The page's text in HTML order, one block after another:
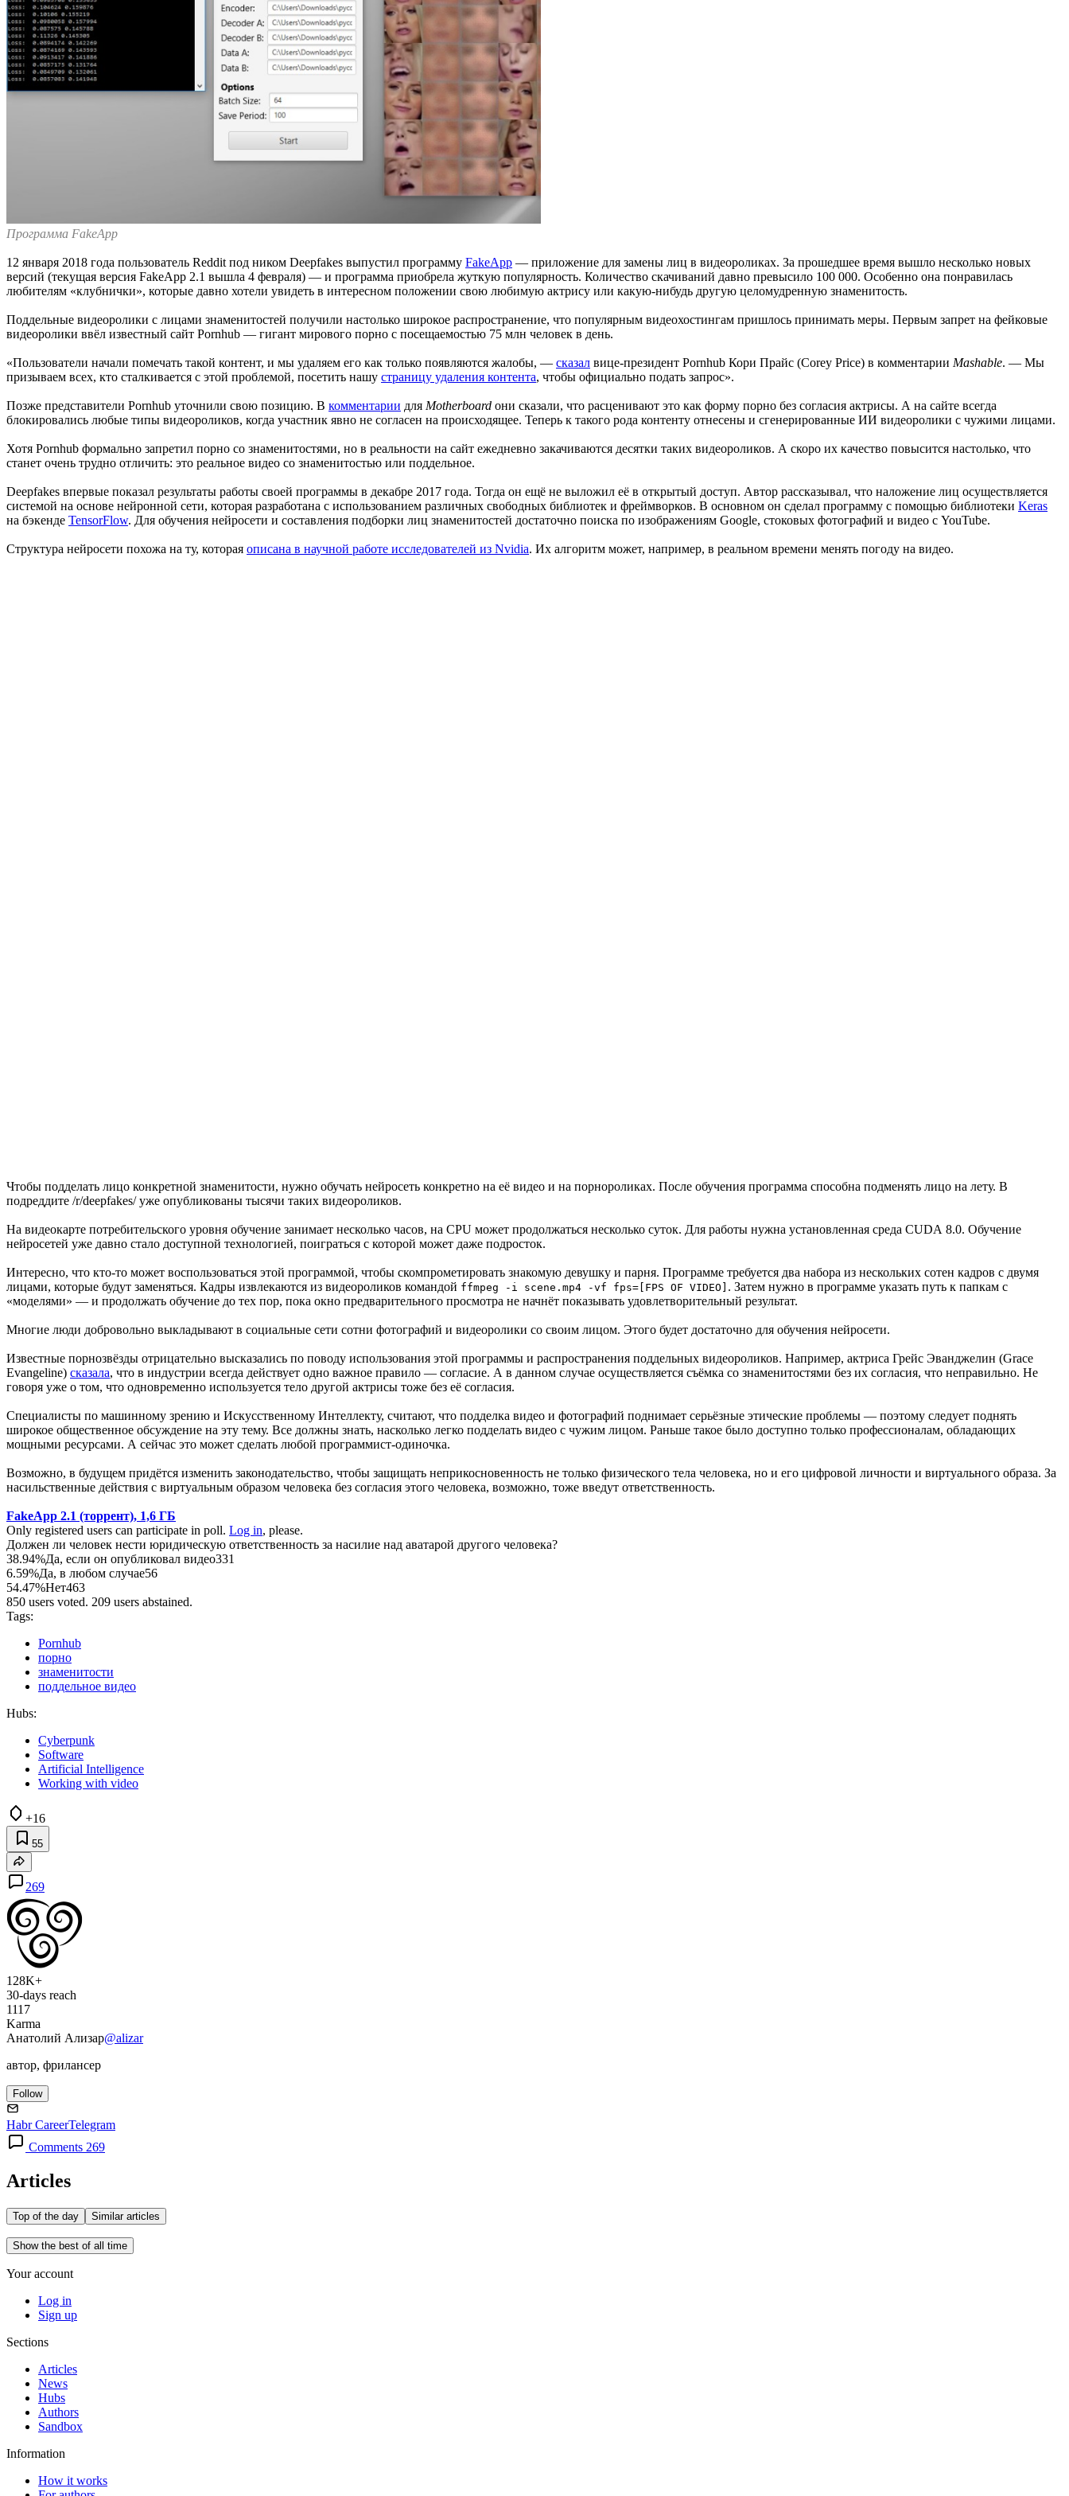
Программа FakeApp
12 января 2018 года пользователь Reddit под ником Deepfakes выпустил программу FakeApp — приложение для замены лиц в видеороликах. За прошедшее время вышло несколько новых
версий (текущая версия FakeApp 2.1 вышла 4 февраля) — и программа приобрела жуткую популярность. Количество скачиваний давно превысило 100 000. Особенно она понравилась
любителям «клубнички», которые давно хотели увидеть в интересном положении свою любимую актрису или какую-нибудь другую целомудренную знаменитость.
Поддельные видеоролики с лицами знаменитостей получили настолько широкое распространение, что популярным видеохостингам пришлось принимать меры. Первым запрет на фейковые
видеоролики ввёл известный сайт Pornhub — гигант мирового порно с посещаемостью 75 млн человек в день.
«Пользователи начали помечать такой контент, и мы удаляем его как только появляются жалобы, — сказал вице-президент Pornhub Кори Прайс (Corey Price) в комментарии Mashable. — Мы
призываем всех, кто сталкивается с этой проблемой, посетить нашу страницу удаления контента, чтобы официально подать запрос».
Позже представители Pornhub уточнили свою позицию. В комментарии для Motherboard они сказали, что расценивают это как форму порно без согласия актрисы. А на сайте всегда
блокировались любые типы видеороликов, когда участник явно не согласен на происходящее. Теперь к такого рода контенту отнесены и сгенерированные ИИ видеоролики с чужими лицами.
Хотя Pornhub формально запретил порно со знаменитостями, но в реальности на сайт ежедневно закачиваются десятки таких видеороликов. А скоро их качество повысится настолько, что
станет очень трудно отличить: это реальное видео со знаменитостью или поддельное.
Deepfakes впервые показал результаты работы своей программы в декабре 2017 года. Тогда он ещё не выложил её в открытый доступ. Автор рассказывал, что наложение лиц осуществляется
системой на основе нейронной сети, которая разработана с использованием различных свободных библиотек и фреймворков. В основном он сделал программу с помощью библиотеки Keras
на бэкенде TensorFlow. Для обучения нейросети и составления подборки лиц знаменитостей достаточно поиска по изображениям Google, стоковых фотографий и видео с YouTube.
Структура нейросети похожа на ту, которая описана в научной работе исследователей из Nvidia. Их алгоритм может, например, в реальном времени менять погоду на видео.
Чтобы подделать лицо конкретной знаменитости, нужно обучать нейросеть конкретно на её видео и на порнороликах. После обучения программа способна подменять лицо на лету. В
подреддите /r/deepfakes/ уже опубликованы тысячи таких видеороликов.
На видеокарте потребительского уровня обучение занимает несколько часов, на CPU может продолжаться несколько суток. Для работы нужна установленная среда CUDA 8.0. Обучение
нейросетей уже давно стало доступной технологией, поиграться с которой может даже подросток.
Интересно, что кто-то может воспользоваться этой программой, чтобы скомпрометировать знакомую девушку и парня. Программе требуется два набора из нескольких сотен кадров с двумя
лицами, которые будут заменяться. Кадры извлекаются из видеороликов командой ffmpeg -i scene.mp4 -vf fps=[FPS OF VIDEO] . Затем нужно в программе указать путь к папкам с
«моделями» — и продолжать обучение до тех пор, пока окно предварительного просмотра не начнёт показывать удовлетворительный результат.
Многие люди добровольно выкладывают в социальные сети сотни фотографий и видеоролики со своим лицом. Этого будет достаточно для обучения нейросети.
Известные порнозвёзды отрицательно высказались по поводу использования этой программы и распространения поддельных видеороликов. Например, актриса Грейс Эванджелин (Grace
Evangeline) сказала, что в индустрии всегда действует одно важное правило — согласие. А в данном случае осуществляется съёмка со знаменитостями без их согласия, что неправильно. Не
говоря уже о том, что одновременно используется тело другой актрисы тоже без её согласия.
Специалисты по машинному зрению и Искусственному Интеллекту, считают, что подделка видео и фотографий поднимает серьёзные этические проблемы — поэтому следует поднять
широкое общественное обсуждение на эту тему. Все должны знать, насколько легко подделать видео с чужим лицом. Раньше такое было доступно только профессионалам, обладающих
мощными ресурсами. А сейчас это может сделать любой программист-одиночка.
Возможно, в будущем придётся изменить законодательство, чтобы защищать неприкосновенность не только физического тела человека, но и его цифровой личности и виртуального образа. За
насильственные действия с виртуальным образом человека без согласия этого человека, возможно, тоже введут ответственность.
FakeApp 2.1 (торрент), 1,6 ГБ
Only registered users can participate in poll. Log in, please.
Должен ли человек нести юридическую ответственность за насилие над аватарой другого человека?
38.94%Да, если он опубликовал видео331
6.59%Да, в любом случае56
54.47%Нет463
850 users voted. 209 users abstained.
Tags:
Pornhub
порно
знаменитости
поддельное видео
Hubs:
Cyberpunk
Software
Artificial Intelligence
Working with video
+16
55
269
128K+
30-days reach
1117
Karma
Анатолий Ализар@alizar
автор, фрилансер
Follow
Habr CareerTelegram
Comments 269
Articles
Top of the day Similar articles
Show the best of all time
Your account
Log in
Sign up
Sections
Articles
News
Hubs
Authors
Sandbox
Information
How it works